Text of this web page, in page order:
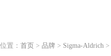
位置： 首页 > 品牌 > Sigma-Aldrich >